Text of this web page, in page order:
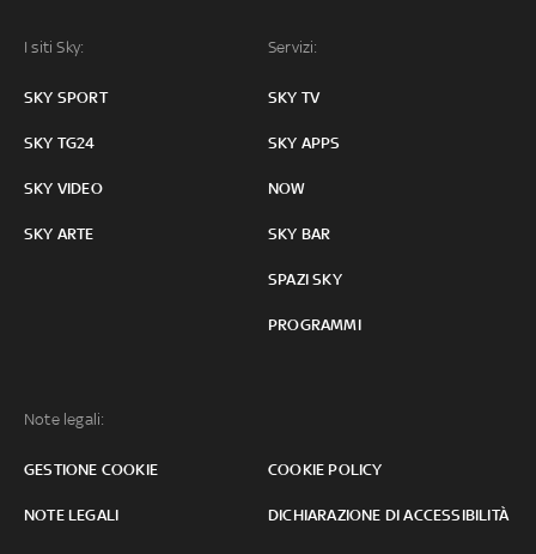
I siti Sky:
SKY SPORT
SKY TG24
SKY VIDEO
SKY ARTE
Servizi:
SKY TV
SKY APPS
NOW
SKY BAR
SPAZI SKY
PROGRAMMI
Note legali:
GESTIONE COOKIE COOKIE POLICY
NOTE LEGALI DICHIARAZIONE DI ACCESSIBILITÀ